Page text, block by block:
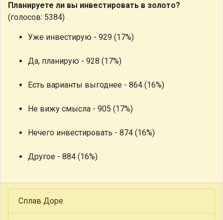
Планируете ли вы инвестировать в золото?
(голосов: 5384)
Уже инвестирую - 929 (17%)
Да, планирую - 928 (17%)
Есть варианты выгоднее - 864 (16%)
Не вижу смысла - 905 (17%)
Нечего инвестировать - 874 (16%)
Другое - 884 (16%)
Сплав Доре